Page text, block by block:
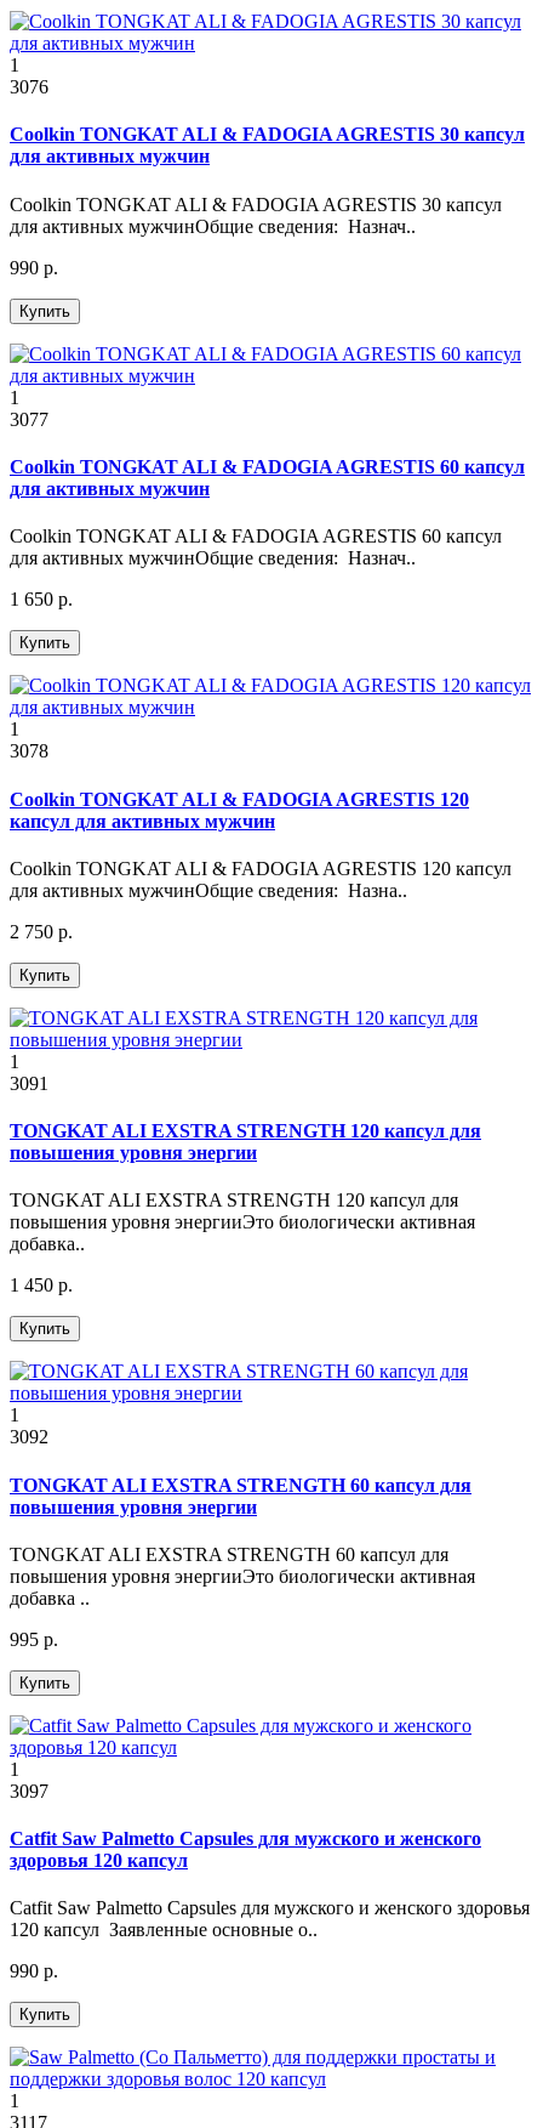
1
3076
Coolkin TONGKAT ALI & FADOGIA AGRESTIS 30 капсул
для активных мужчин
Coolkin TONGKAT ALI & FADOGIA AGRESTIS 30 капсул
для активных мужчинОбщие сведения: Назнач..
990 р.
Купить
1
3077
Coolkin TONGKAT ALI & FADOGIA AGRESTIS 60 капсул
для активных мужчин
Coolkin TONGKAT ALI & FADOGIA AGRESTIS 60 капсул
для активных мужчинОбщие сведения: Назнач..
1 650 р.
Купить
1
3078
Coolkin TONGKAT ALI & FADOGIA AGRESTIS 120
капсул для активных мужчин
Coolkin TONGKAT ALI & FADOGIA AGRESTIS 120 капсул
для активных мужчинОбщие сведения: Назна..
2 750 р.
Купить
1
3091
TONGKAT ALI EXSTRA STRENGTH 120 капсул для
повышения уровня энергии
TONGKAT ALI EXSTRA STRENGTH 120 капсул для
повышения уровня энергииЭто биологически активная
добавка..
1 450 р.
Купить
1
3092
TONGKAT ALI EXSTRA STRENGTH 60 капсул для
повышения уровня энергии
TONGKAT ALI EXSTRA STRENGTH 60 капсул для
повышения уровня энергииЭто биологически активная
добавка ..
995 р.
Купить
1
3097
Catfit Saw Palmetto Capsules для мужского и женского
здоровья 120 капсул
Catfit Saw Palmetto Capsules для мужского и женского здоровья
120 капсул Заявленные основные о..
990 р.
Купить
1
3117